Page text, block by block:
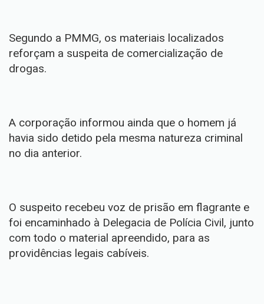
Segundo a PMMG, os materiais localizados
reforçam a suspeita de comercialização de
drogas.
A corporação informou ainda que o homem já
havia sido detido pela mesma natureza criminal
no dia anterior.
O suspeito recebeu voz de prisão em flagrante e
foi encaminhado à Delegacia de Polícia Civil, junto
com todo o material apreendido, para as
providências legais cabíveis.